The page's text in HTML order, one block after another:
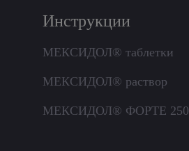
Инструкции
МЕКСИДОЛ® таблетки
МЕКСИДОЛ® раствор
МЕКСИДОЛ® ФОРТЕ 250